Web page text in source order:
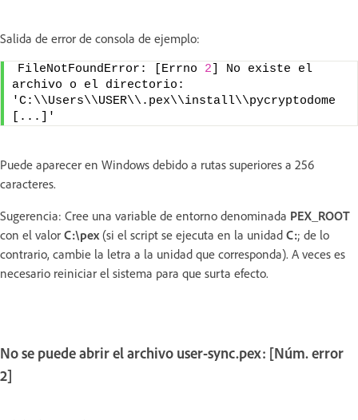
Salida de error de consola de ejemplo:
FileNotFoundError: [Errno 2 ] No existe el
archivo o el directorio:
'C:\\Users\\USER\\.pex\\install\\pycryptodome
[...]'
Puede aparecer en Windows debido a rutas superiores a 256
caracteres.
Sugerencia: Cree una variable de entorno denominada PEX_ROOT
con el valor C:\pex(si el script se ejecuta en la unidad C:; de lo
contrario, cambie la letra a la unidad que corresponda). A veces es
necesario reiniciar el sistema para que surta efecto.
No se puede abrir el archivo user-sync.pex: [Núm. error
2]